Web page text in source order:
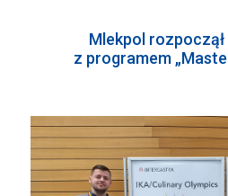
Mlekpol rozpoczął
z programem